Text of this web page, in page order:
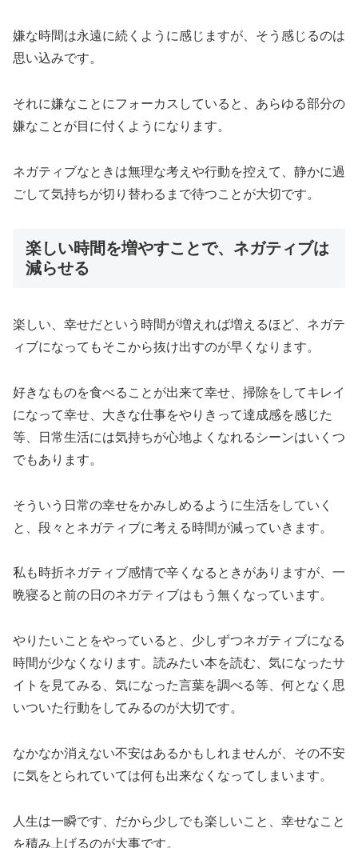
嫌な時間は永遠に続くように感じますが、そう感じるのは
思い込みです。
それに嫌なことにフォーカスしていると、あらゆる部分の
嫌なことが目に付くようになります。
ネガティブなときは無理な考えや行動を控えて、静かに過
ごして気持ちが切り替わるまで待つことが大切です。
楽しい時間を増やすことで、ネガティブは
減らせる
楽しい、幸せだという時間が増えれば増えるほど、ネガテ
ィブになってもそこから抜け出すのが早くなります。
好きなものを食べることが出来て幸せ、掃除をしてキレイ
になって幸せ、大きな仕事をやりきって達成感を感じた
等、日常生活には気持ちが心地よくなれるシーンはいくつ
でもあります。
そういう日常の幸せをかみしめるように生活をしていく
と、段々とネガティブに考える時間が減っていきます。
私も時折ネガティブ感情で辛くなるときがありますが、一
晩寝ると前の日のネガティブはもう無くなっています。
やりたいことをやっていると、少しずつネガティブになる
時間が少なくなります。読みたい本を読む、気になったサ
イトを見てみる、気になった言葉を調べる等、何となく思
いついた行動をしてみるのが大切です。
なかなか消えない不安はあるかもしれませんが、その不安
に気をとられていては何も出来なくなってしまいます。
人生は一瞬です、だから少しでも楽しいこと、幸せなこと
を積み上げるのが大事です。